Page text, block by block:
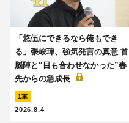
「悠伍にできるなら俺もでき
る」張峻瑋、強気発言の真意 首
脳陣と“目も合わせなかった”春
先からの急成長
1軍
2026.8.4